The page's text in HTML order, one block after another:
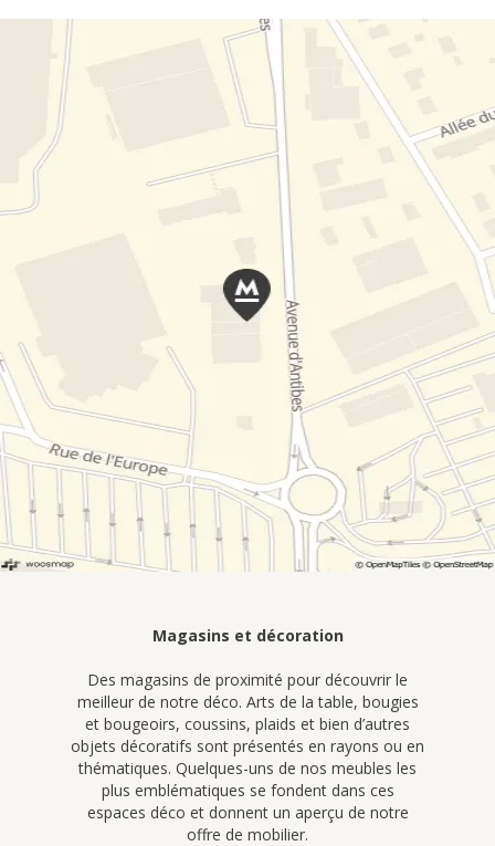
Magasins et décoration
Des magasins de proximité pour découvrir le
meilleur de notre déco. Arts de la table, bougies
et bougeoirs, coussins, plaids et bien d’autres
objets décoratifs sont présentés en rayons ou en
thématiques. Quelques-uns de nos meubles les
plus emblématiques se fondent dans ces
espaces déco et donnent un aperçu de notre
offre de mobilier.